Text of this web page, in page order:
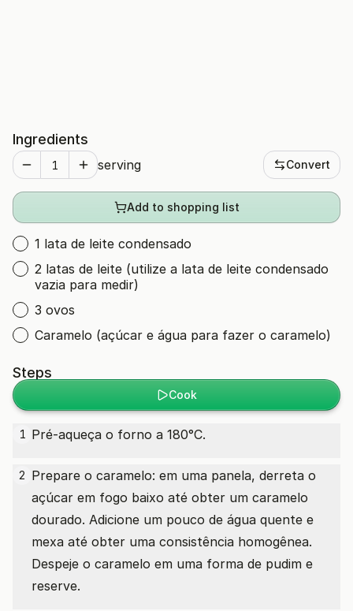
Ingredients
serving Convert
Add to shopping list
1 lata de leite condensado
2 latas de leite (utilize a lata de leite condensado
vazia para medir)
3 ovos
Caramelo (açúcar e água para fazer o caramelo)
Steps
Cook
1 Pré-aqueça o forno a 180°C.
2 Prepare o caramelo: em uma panela, derreta o
açúcar em fogo baixo até obter um caramelo
dourado. Adicione um pouco de água quente e
mexa até obter uma consistência homogênea.
Despeje o caramelo em uma forma de pudim e
reserve.